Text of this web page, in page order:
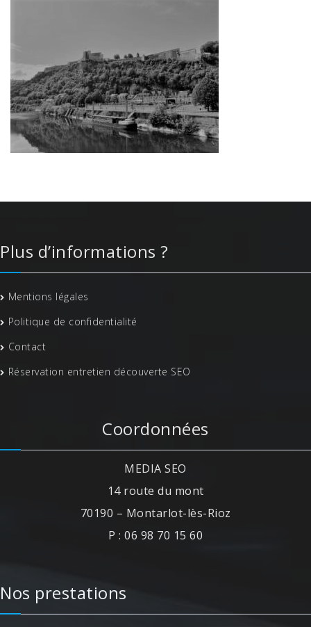
Plus d’informations ?
Mentions légales
Politique de confidentialité
Contact
Réservation entretien découverte SEO
Coordonnées
MEDIA SEO
14 route du mont
70190 – Montarlot-lès-Rioz
P : 06 98 70 15 60
Nos prestations